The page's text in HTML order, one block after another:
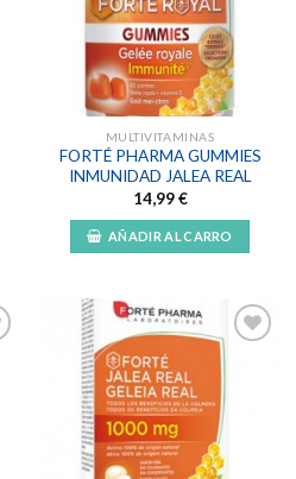
lista de
deseos
MULTIVITAMINAS
FORTÉ PHARMA GUMMIES
INMUNIDAD JALEA REAL
14,99€
AÑADIR AL CARRO
Añadir
lista de
deseos